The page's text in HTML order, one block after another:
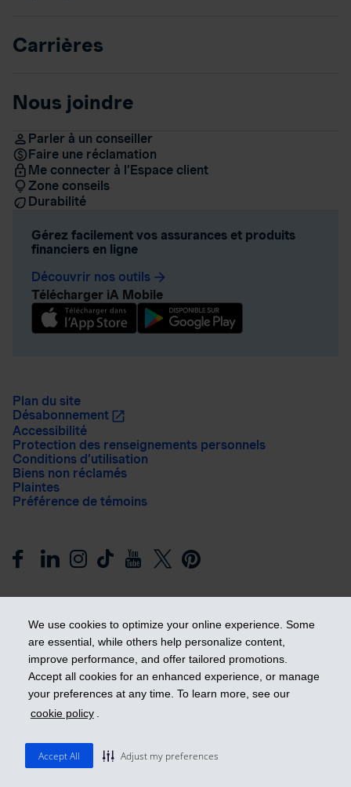
We use cookies to optimize your online experience. Some
are essential, while others help personalize content,
improve performance, and offer tailored promotions.
Accept all cookies for an enhanced experience, or manage
your preferences at any time. To learn more, see our
cookie policy .
Accept All Adjust my preferences
Carrières
Nous joindre
Parler à un conseiller
Faire une réclamation
Me connecter à l’Espace client
Zone conseils
Durabilité
Gérez facilement vos assurances et produits
financiers en ligne
Découvrir nos outils arrow_forward
Télécharger iA Mobile
Plan du site
Désabonnement
Accessibilité
Protection des renseignements personnels
Conditions d’utilisation
Biens non réclamés
Plaintes
Préférence de témoins
Prendre les devants